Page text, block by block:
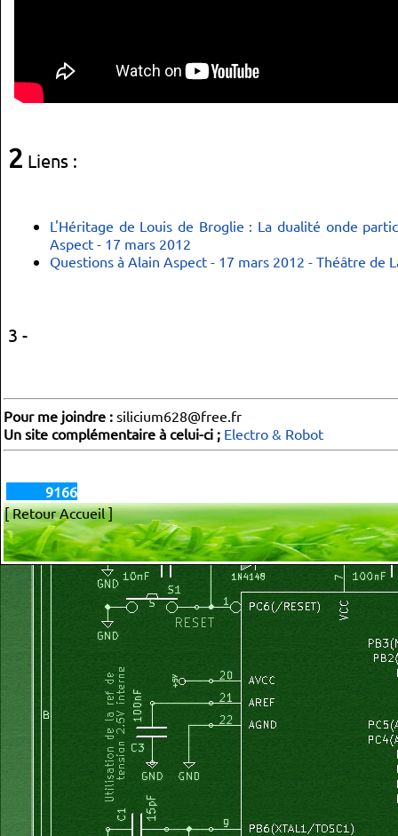
2 Liens :
L'Héritage de Louis de Broglie : La dualité onde
Aspect - 17 mars 2012
Questions à Alain Aspect - 17 mars 2012 - Théâtre de
3 -
Pour me joindre : silicium628@free.fr
Un site complémentaire à celui-ci ; Electro & Robot
9166
[ Retour Accueil ]